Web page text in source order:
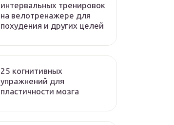
интервальных тренировок
на велотренажере для
похудения и других целей
25 когнитивных
упражнений для
пластичности мозга